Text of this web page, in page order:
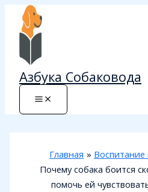
Перейти
содержимому
Азбука Собаковода
Главная
Воспитание
Почему собака боится
помочь ей